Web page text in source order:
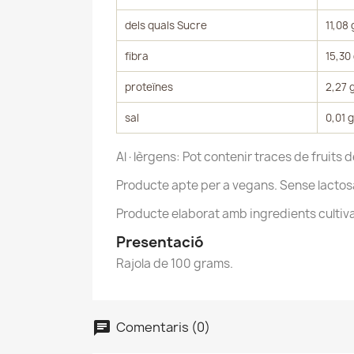
dels quals Sucre 11,08
fibra 15,30
proteïnes 2,27
sal 0,01 g
Al·lèrgens: Pot contenir traces de fruits
Producte apte per a vegans. Sense
Producte elaborat amb ingredients
Presentació
Rajola de 100 grams.
Comentaris (0)